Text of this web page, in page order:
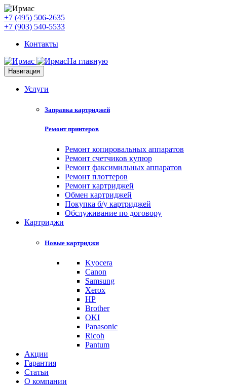
+7 (495) 506-2635
+7 (903) 540-5533
Контакты
На главную
Навигация
Услуги
Заправка картриджей
Ремонт принтеров
Ремонт копировальных аппаратов
Ремонт счетчиков купюр
Ремонт факсимильных аппаратов
Ремонт плоттеров
Ремонт картриджей
Обмен картриджей
Покупка б/у картриджей
Обслуживание по договору
Картриджи
Новые картриджи
Kyocera
Canon
Samsung
Xerox
HP
Brother
OKI
Panasonic
Ricoh
Pantum
Акции
Гарантия
Статьи
О компании